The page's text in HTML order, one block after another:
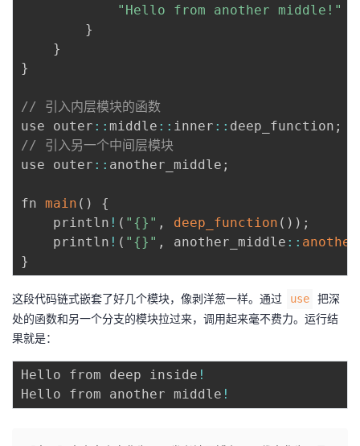
"Hello from another middle!"
}
}
}
// 引入内层模块的函数
use outer : : middle : : inner : : deep_function ;
// 引入另一个中间层模块
use outer : : another_middle ;
fn main ( )
{
    println
! ( "{}" , deep_function ( ) ) ;
    println
! ( "{}" , another_middle : :
}
这段代码链式嵌套了好几个模块，像剥洋葱一样。通过 use
把深
处的函数和另一个分支的模块拉过来，调用起来毫不费力。运行结
果就是：
Hello from deep inside !
Hello from another middle !